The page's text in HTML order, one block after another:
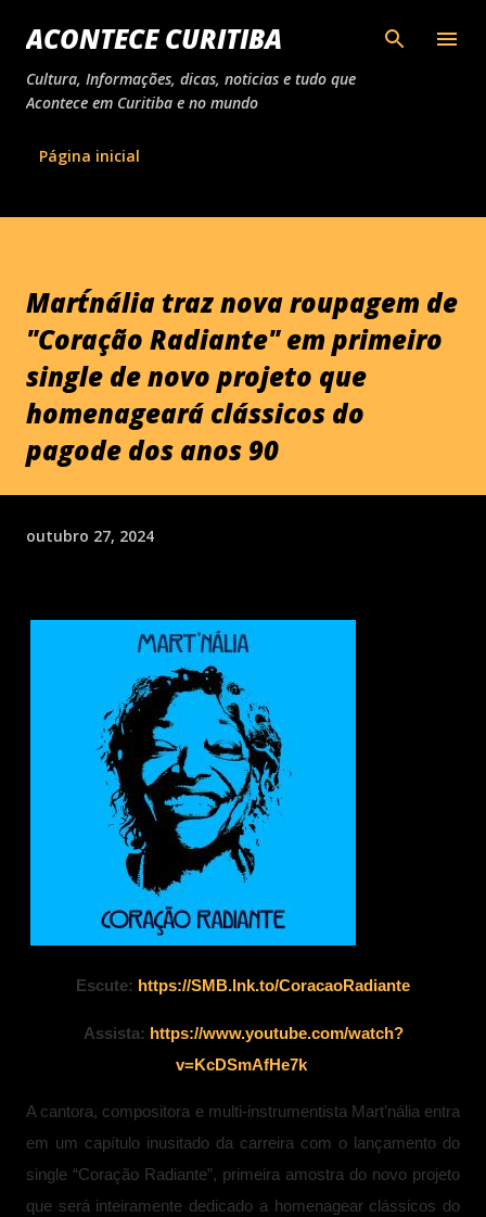
Pular para o conteúdo principal
ACONTECE CURITIBA
Cultura, Informações, dicas, noticias e tudo que
Acontece em Curitiba e no mundo
Página inicial
Mart´nália traz nova roupagem de
"Coração Radiante" em primeiro
single de novo projeto que
homenageará clássicos do
pagode dos anos 90
outubro 27, 2024
Escute: https://SMB.lnk.to/CoracaoRadiante
Assista: https://www.youtube.com/watch?
v=KcDSmAfHe7k
A cantora, compositora e multi-instrumentista Mart’nália entra
em um capítulo inusitado da carreira com o lançamento do
single “Coração Radiante”, primeira amostra do novo projeto
que será inteiramente dedicado a homenagear clássicos do